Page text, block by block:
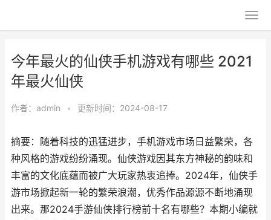
今年最火的仙侠手机游戏有哪些 2021
年最火仙侠
作者： admin • 更新时间：2024-08-17
摘要：随着科技的迅猛进步，手机游戏市场日益繁荣，各
种风格的游戏纷纷涌现。仙侠游戏因其东方神秘的韵味和
丰富的文化底蕴而被广大玩家热衷追捧。2024年，仙侠手
游市场掀起新一轮的繁荣浪潮，优秀作品源源不断地涌现
出来。那2024手游仙侠排行榜前十名有哪些？本期小编就